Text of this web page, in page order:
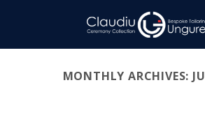
MONTHLY ARCHIVES: